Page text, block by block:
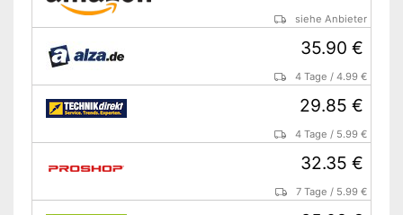
siehe Anbieter
35.90 €
4 Tage /4.99 €
29.85 €
4 Tage / 5.99 €
32.35 €
7 Tage / 5.99 €